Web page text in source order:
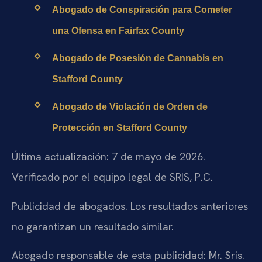
Abogado de Conspiración para Cometer
una Ofensa en Fairfax County
Abogado de Posesión de Cannabis en
Stafford County
Abogado de Violación de Orden de
Protección en Stafford County
Última actualización: 7 de mayo de 2026.
Verificado por el equipo legal de SRIS, P.C.
Publicidad de abogados. Los resultados anteriores
no garantizan un resultado similar.
Abogado responsable de esta publicidad: Mr. Sris.